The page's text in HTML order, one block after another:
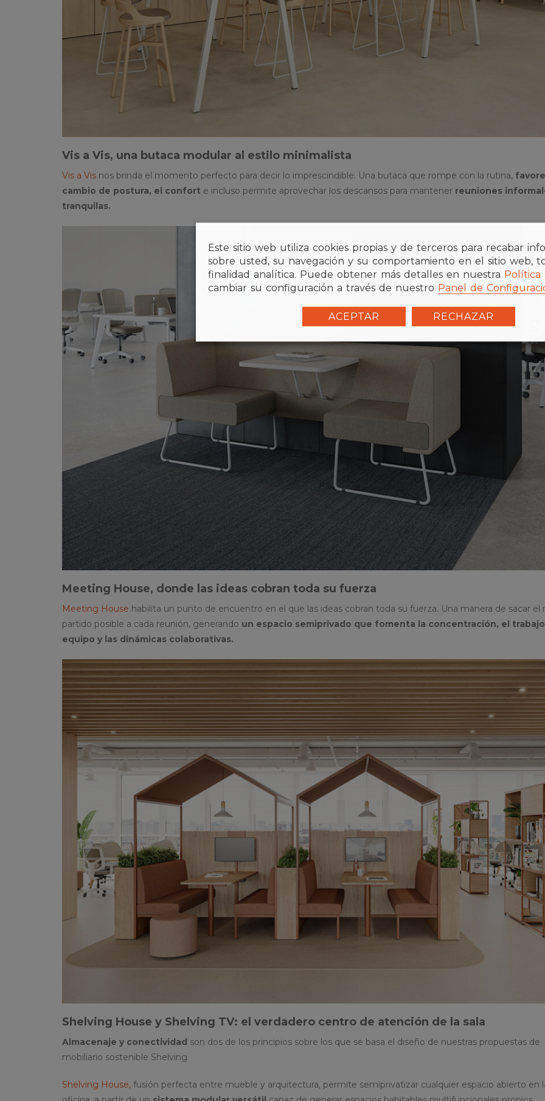
Vis a Vis, una butaca modular al estilo minimalista
Vis a Vis nos brinda el momento perfecto para decir lo imprescindible. Una butaca que rompe con la rutina,
cambio de postura, el confort e incluso permite aprovechar los descansos para mantener reuniones
tranquilas.
Meeting House, donde las ideas cobran toda su fuerza
Meeting House habilita un punto de encuentro en el que las ideas cobran toda su fuerza. Una manera de sacar el
partido posible a cada reunión, generando un espacio semiprivado que fomenta la concentración, el
equipo y las dinámicas colaborativas.
Shelving House y Shelving TV: el verdadero centro de atención de la sala
Almacenaje y conectividad son dos de los principios sobre los que se basa el diseño de nuestras propuestas de
mobiliario sostenible Shelving.
Shelving House, fusión perfecta entre mueble y arquitectura, permite semiprivatizar cualquier espacio abierto en
Este sitio web utiliza cookies propias y de terceros para recabar
sobre usted, su navegación y su comportamiento en el sitio web,
finalidad analítica. Puede obtener más detalles en nuestra Política
cambiar su configuración a través de nuestro Panel de
ACEPTAR RECHAZAR